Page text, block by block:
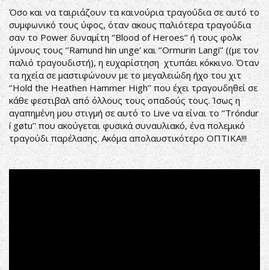
Όσο και να ταιριάζουν τα καινούρια τραγούδια σε αυτό το
συμφωνικό τους ύφος, όταν ακους παλιότερα τραγούδια
σαν το Power δυναμίτη ‘’Blood of Heroes’’ ή τους φολκ
ύμνους τους ‘’Ramund hin unge’ και ‘’Ormurin Langi’’ ((με τον
παλιό τραγουδιστή), η ευχαρίστηση χτυπάει κόκκινο. Όταν
τα ηχεία σε μαστιφώνουν με το μεγαλειώδη ήχο του χιτ
‘’Hold the Heathen Hammer High’’ που έχει τραγουδηθεί σε
κάθε φεστιβαλ από όλλους τους οπαδούς τους. Ίσως η
αγαπημένη μου στιγμή σε αυτό το Live να είναι το ‘’Tróndur
í gøtu’' που ακούγεται φυσικά συναυλιακό, ένα πολεμικό
τραγούδι παρέλασης. Ακόμα απολαυστικότερο ΟΠΤΙΚΑ!!!